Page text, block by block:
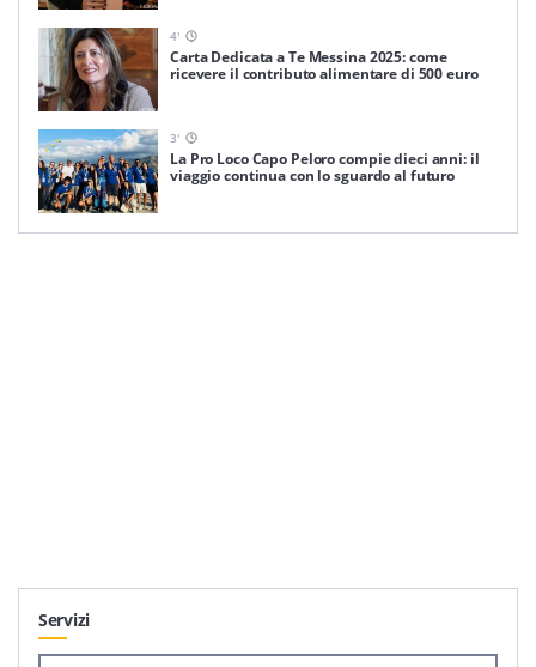
4'
Carta Dedicata a Te Messina 2025: come
ricevere il contributo alimentare di 500 euro
3'
La Pro Loco Capo Peloro compie dieci anni: il
viaggio continua con lo sguardo al futuro
Servizi